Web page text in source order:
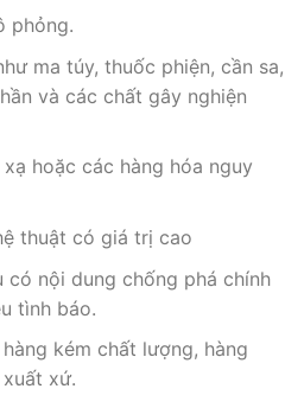
phỏng.
ma túy, thuốc phiện, cần sa,
và các chất gây nghiện
hoặc các hàng hóa nguy
thuật có giá trị cao
có nội dung chống phá chính
tình báo.
kém chất lượng, hàng
xứ.